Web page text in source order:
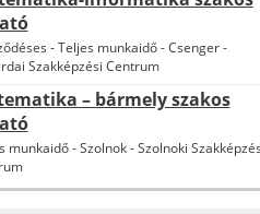
-Teljes munkaidő-Csenger-
Szakképzési Centrum
– bármely szakos
munkaidő-Szolnok-Szolnoki